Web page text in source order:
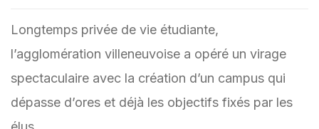
Longtemps privée de vie étudiante,
l’agglomération villeneuvoise a opéré un virage
spectaculaire avec la création d’un campus qui
dépasse d’ores et déjà les objectifs fixés par les